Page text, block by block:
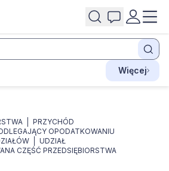
Więcej
PRZYCHÓD
OPODATKOWANIU
UDZIAŁ
CZĘŚĆ PRZEDSIĘBIORSTWA